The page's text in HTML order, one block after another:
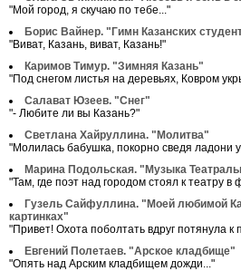
"Мой город, я скучаю по тебе..."
Борис Вайнер. "Гимн Казанских
"Виват, Казань, виват, Казань!"
Каримов Тимур. "Зимняя Казань"
"Под снегом листья на деревьях, Ковром
Салават Юзеев. "Снег"
"- Любите ли вы Казань?"
Светлана Хайруллина. "Молитва"
"Молилась бабушка, покорно сведя ладони
Марина Подольская. "Музыка
"Там, где поэт над городом стоял к театру в
Гузель Сайфуллина. "Моей любимой
картинках"
"Привет! Охота поболтать вдруг потянула к
Евгений Полетаев. "Арское кладбище"
"Опять над Арским кладбищем дожди..."